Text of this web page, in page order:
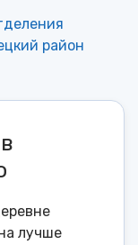
район
лучше